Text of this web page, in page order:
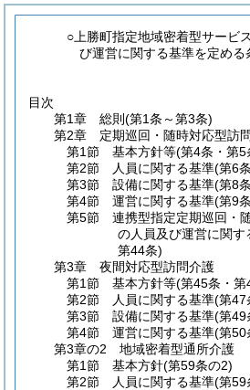
○上勝町指定地域密着型サービ
び運営に関する基準を定める
目次
第1章
総則 (第1条～第3条)
第2章
定期巡回・随時対応型訪
第1節
基本方針等(第4条・第5
第2節
人員に関する基準(第6
第3節
設備に関する基準(第8
第4節
運営に関する基準(第9
第5節
連携型指定定期巡回・
の人員及び運営に関す
第44条)
第3章
夜間対応型訪問介護
第1節
基本方針等(第45条・第
第2節
人員に関する基準(第47
第3節
設備に関する基準(第49
第4節
運営に関する基準(第50
第3章の2
地域密着型通所介護
第1節
基本方針(第59条の2)
第2節
人員に関する基準(第59